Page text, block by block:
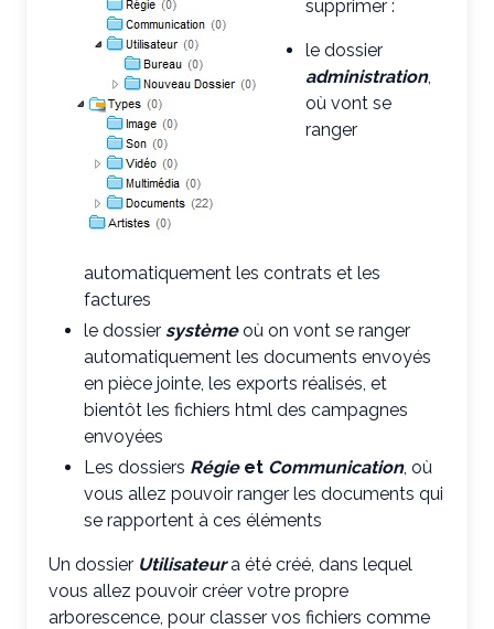
supprimer :
le dossier
administration,
où vont se
ranger
automatiquement les contrats et les
factures
le dossier systèmeoù on vont se ranger
automatiquement les documents envoyés
en pièce jointe, les exports réalisés, et
bientôt les fichiers html des campagnes
envoyées
Les dossiers Régieet Communication, où
vous allez pouvoir ranger les documents qui
se rapportent à ces éléments
Un dossier Utilisateura été créé, dans lequel
vous allez pouvoir créer votre propre
arborescence, pour classer vos fichiers comme